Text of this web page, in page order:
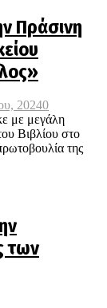
Πράσινη
20240
με μεγάλη
Βιβλίου στο
της
των